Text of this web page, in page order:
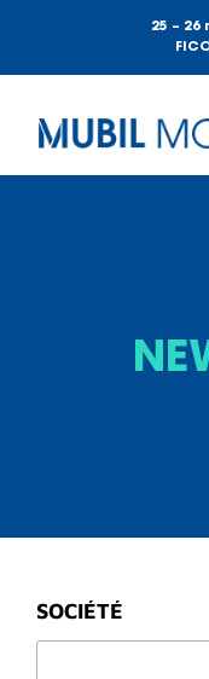
25 – 26
SOCIÉTÉ